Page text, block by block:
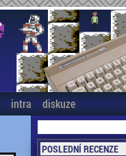
intra diskuze
POSLEDNÍ RECENZE